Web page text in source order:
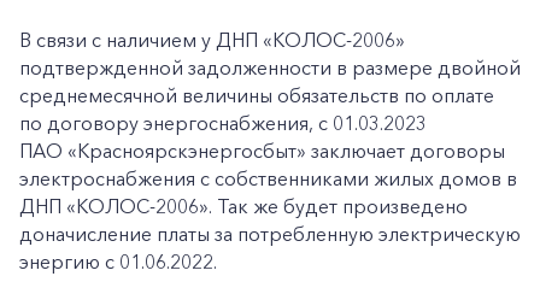
В связи с наличием у ДНП «КОЛОС-2006»
подтвержденной задолженности в размере двойной
среднемесячной величины обязательств по оплате
по договору энергоснабжения, с 01.03.2023
ПАО «Красноярскэнергосбыт» заключает договоры
электроснабжения с собственниками жилых домов в
ДНП «КОЛОС-2006». Так же будет произведено
доначисление платы за потребленную электрическую
энергию с 01.06.2022.